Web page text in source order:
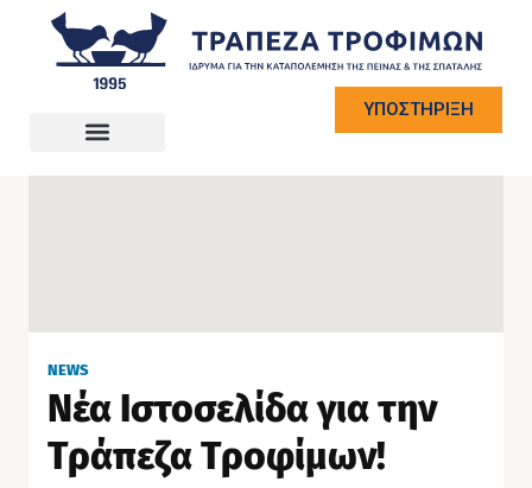
ΥΠΟΣΤΗΡΙΞΗ
NEWS
Νέα Ιστοσελίδα για την
Τράπεζα Τροφίμων!